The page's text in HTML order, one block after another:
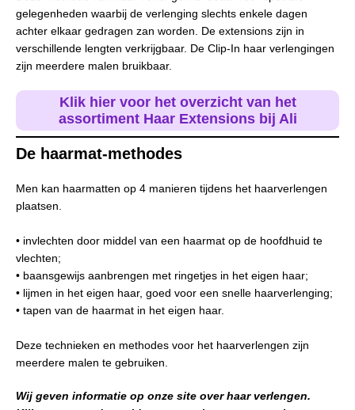
gelegenheden waarbij de verlenging slechts enkele dagen
achter elkaar gedragen zan worden. De extensions zijn in
verschillende lengten verkrijgbaar. De Clip-In haar verlengingen
zijn meerdere malen bruikbaar.
Klik hier voor het overzicht van het
assortiment Haar Extensions bij Ali
De haarmat-methodes
Men kan haarmatten op 4 manieren tijdens het haarverlengen
plaatsen.
• invlechten door middel van een haarmat op de hoofdhuid te
vlechten;
• baansgewijs aanbrengen met ringetjes in het eigen haar;
• lijmen in het eigen haar, goed voor een snelle haarverlenging;
• tapen van de haarmat in het eigen haar.
Deze technieken en methodes voor het haarverlengen zijn
meerdere malen te gebruiken.
Wij geven informatie op onze site over haar verlengen.